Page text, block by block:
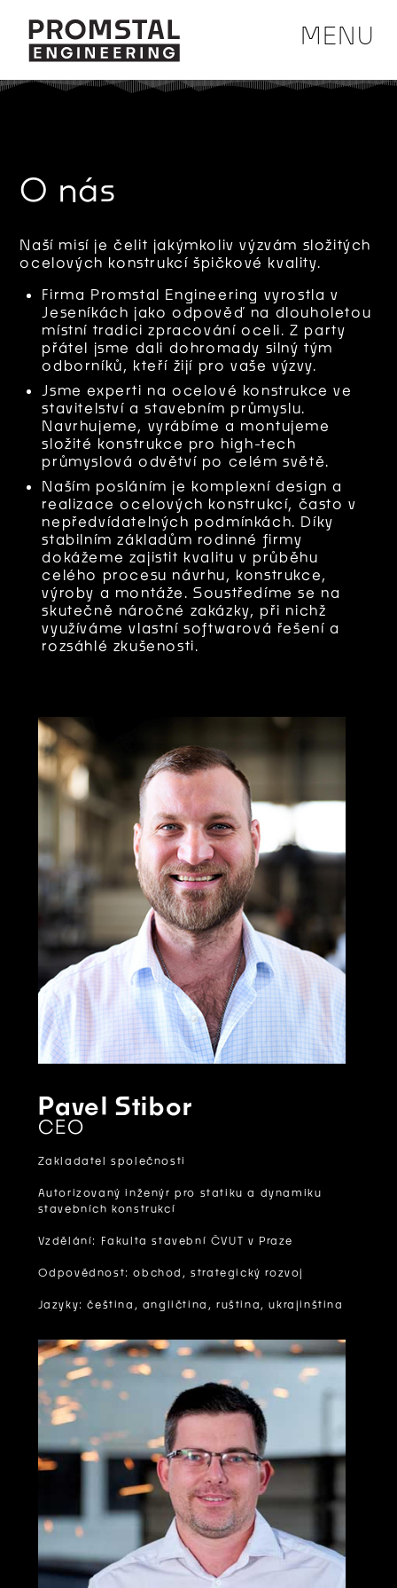
MENU
O nás
Naší misí je čelit jakýmkoliv výzvám složitých
ocelových konstrukcí špičkové kvality.
Firma Promstal Engineering vyrostla v
Jeseníkách jako odpověď na dlouholetou
místní tradici zpracování oceli. Z party
přátel jsme dali dohromady silný tým
odborníků, kteří žijí pro vaše výzvy.
Jsme experti na ocelové konstrukce ve
stavitelství a stavebním průmyslu.
Navrhujeme, vyrábíme a montujeme
složité konstrukce pro high-tech
průmyslová odvětví po celém světě.
Naším posláním je komplexní design a
realizace ocelových konstrukcí, často v
nepředvídatelných podmínkách. Díky
stabilním základům rodinné firmy
dokážeme zajistit kvalitu v průběhu
celého procesu návrhu, konstrukce,
výroby a montáže. Soustředíme se na
skutečně náročné zakázky, při nichž
využíváme vlastní softwarová řešení a
rozsáhlé zkušenosti.
Pavel Stibor
CEO
Zakladatel společnosti
Autorizovaný inženýr pro statiku a dynamiku
stavebních konstrukcí
Vzdělání: Fakulta stavební ČVUT v Praze
Odpovědnost: obchod, strategický rozvoj
Jazyky: čeština, angličtina, ruština, ukrajinština